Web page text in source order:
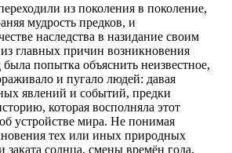
из поколения в поколение,
мудрость предков, и
наследства в назидание своим
главных причин возникновения
была попытка объяснить неизвестное,
и пугало людей: давая
явлений и событий, предки
которая восполняла этот
устройстве мира. Не понимая
тех или иных природных
заката солнца, смены времён года,